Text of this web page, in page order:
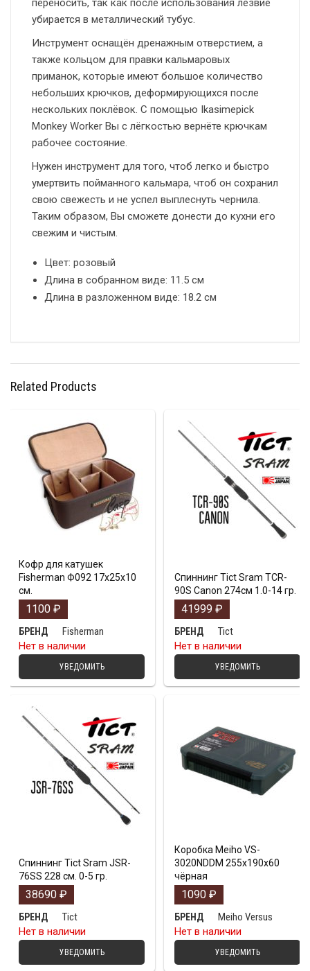
переносить, так как после использования лезвие
убирается в металлический тубус.
Инструмент оснащён дренажным отверстием, а
также кольцом для правки кальмаровых
приманок, которые имеют большое количество
небольших крючков, деформирующихся после
нескольких поклёвок. С помощью Ikasimepick
Monkey Worker Вы с лёгкостью вернёте крючкам
рабочее состояние.
Нужен инструмент для того, чтоб легко и быстро
умертвить пойманного кальмара, чтоб он сохранил
свою свежесть и не успел выплеснуть чернила.
Таким образом, Вы сможете донести до кухни его
свежим и чистым.
Цвет: розовый
Длина в собранном виде: 11.5 см
Длина в разложенном виде: 18.2 см
Related Products
Кофр для катушек
Fisherman Ф092 17х25х10
см.
1100 ₽
БРЕНД
Fisherman
Нет в наличии
УВЕДОМИТЬ
Спиннинг Tict Sram TCR-
90S Canon 274см 1.0-14 гр.
41999 ₽
БРЕНД
Tict
Нет в наличии
УВЕДОМИТЬ
Спиннинг Tict Sram JSR-
76SS 228 см. 0-5 гр.
38690 ₽
БРЕНД
Tict
Нет в наличии
УВЕДОМИТЬ
Коробка Meiho VS-
3020NDDM 255x190x60
чёрная
1090 ₽
БРЕНД
Meiho Versus
Нет в наличии
УВЕДОМИТЬ